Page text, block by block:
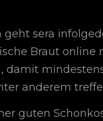
sera
Braut online
damit
anderem
guten